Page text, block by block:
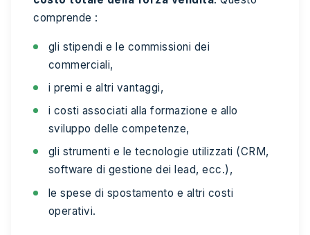
comprende :
gli stipendi e le commissioni dei
commerciali,
i premi e altri vantaggi,
i costi associati alla formazione e allo
sviluppo delle competenze,
gli strumenti e le tecnologie utilizzati (CRM,
software di gestione dei lead, ecc.),
le spese di spostamento e altri costi
operativi.